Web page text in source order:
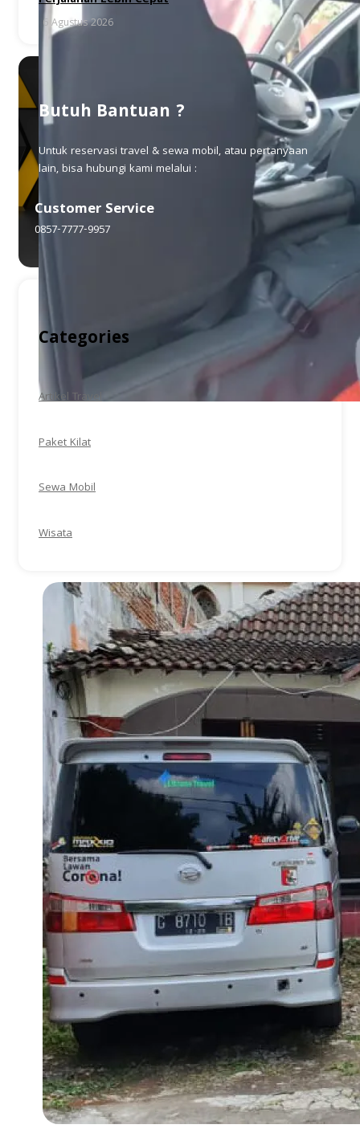
6 Agustus 2026
Butuh Bantuan ?
Untuk reservasi travel & sewa mobil, atau pertanyaan
lain, bisa hubungi kami melalui :
Customer Service
0857-7777-9957
Categories
Artikel Travel
Paket Kilat
Sewa Mobil
Wisata